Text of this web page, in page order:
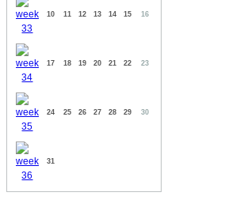
10 11 12 13 14 15 16
17 18 19 20 21 22 23
24 25 26 27 28 29 30
31